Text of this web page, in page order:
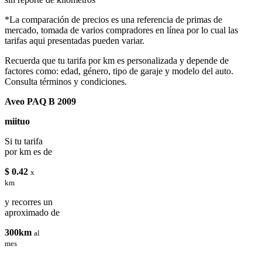
*La comparación de precios es una referencia de primas de
mercado, tomada de varios compradores en línea por lo cual las
tarifas aqui presentadas pueden variar.
Recuerda que tu tarifa por km es personalizada y depende de
factores como: edad, género, tipo de garaje y modelo del auto.
Consulta términos y condiciones.
Aveo PAQ B 2009
miituo
Si tu tarifa
por km es de
$ 0.42 x
km
y recorres un
aproximado de
300km al
mes